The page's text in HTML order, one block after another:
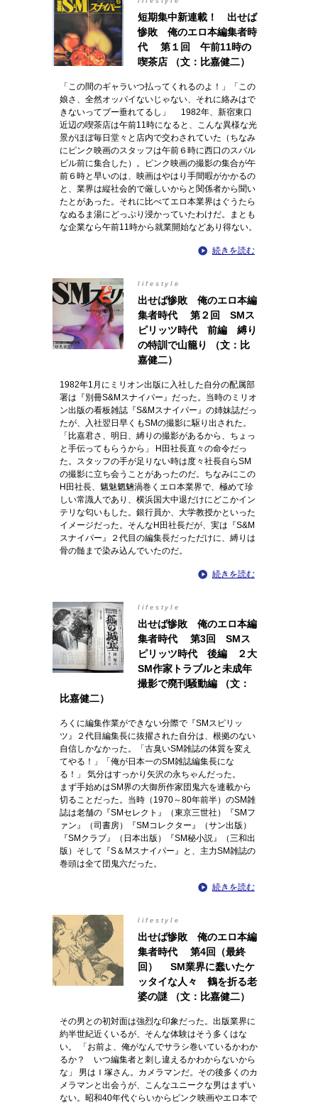
短期集中新連載！ 出せば
惨敗 俺のエロ本編集者時
代 第１回 午前11時の
喫茶店 （文：比嘉健二）
「この間のギャラいつ払ってくれるのよ！」「この
娘さ、全然オッパイないじゃない、それに絡みはで
きないってブー垂れてるし」 1982年、新宿東口
近辺の喫茶店は午前11時になると、こんな異様な光
景がほぼ毎日堂々と店内で交わされていた（ちなみ
にピンク映画のスタッフは午前６時に西口のスバル
ビル前に集合した）。ピンク映画の撮影の集合が午
前６時と早いのは、映画はやはり手間暇がかかるの
と、業界は縦社会的で厳しいからと関係者から聞い
たとがあった。それに比べてエロ本業界はぐうたら
なぬるま湯にどっぷり浸かっていたわけだ。まとも
な企業なら午前11時から就業開始などあり得ない。
続きを読む
lifestyle
出せば惨敗 俺のエロ本編
集者時代 第２回 SMス
ピリッツ時代 前編 縛り
の特訓で山籠り （文：比
嘉健二）
1982年1月にミリオン出版に入社した自分の配属部
署は『別冊S&Mスナイパー』だった。当時のミリオ
ン出版の看板雑誌『S&Mスナイパー』の姉妹誌だっ
たが、入社翌日早くもSMの撮影に駆り出された。
「比嘉君さ、明日、縛りの撮影があるから、ちょっ
と手伝ってもらうから」 H田社長直々の命令だっ
た。スタッフの手が足りない時は度々社長自らSM
の撮影に立ち会うことがあったのだ。ちなみにこの
H田社長、魑魅魍魎渦巻くエロ本業界で、極めて珍
しい常識人であり、横浜国大中退だけにどこかイン
テリな匂いもした。銀行員か、大学教授かといった
イメージだった。そんなH田社長だが、実は『S&M
スナイパー』２代目の編集長だっただけに、縛りは
骨の髄まで染み込んでいたのだ。
続きを読む
lifestyle
出せば惨敗 俺のエロ本編
集者時代 第3回 SMス
ピリッツ時代 後編 ２大
SM作家トラブルと未成年
撮影で廃刊騒動編 （文：
比嘉健二）
ろくに編集作業ができない分際で『SMスピリッ
ツ』２代目編集長に抜擢された自分は、根拠のない
自信しかなかった。「古臭いSM雑誌の体質を変え
てやる！」「俺が日本一のSM雑誌編集長にな
る！」 気分はすっかり矢沢の永ちゃんだった。
まず手始めはSM界の大御所作家団鬼六を連載から
切ることだった。当時（1970～80年前半）のSM雑
誌は老舗の『SMセレクト』（東京三世社）『SMフ
ァン』（司書房）『SMコレクター』（サン出版）
『SMクラブ』（日本出版）『SM秘小説』（三和出
版）そして『S＆Mスナイパー』と、主力SM雑誌の
巻頭は全て団鬼六だった。
続きを読む
lifestyle
出せば惨敗 俺のエロ本編
集者時代 第4回（最終
回） SM業界に蠢いたケ
ッタイな人々 鶴を折る老
婆の謎 （文：比嘉健二）
その男との初対面は強烈な印象だった。出版業界に
約半世紀近くいるが、そんな体験はそう多くはな
い。 「お前よ、俺がなんでサラシ巻いているかわか
るか？ いつ編集者と刺し違えるかわからないから
な」 男はＩ塚さん。カメラマンだ。その後多くのカ
メラマンと出会うが、こんなユニークな男はまずい
ない。昭和40年代ぐらいからピンク映画やエロ本で